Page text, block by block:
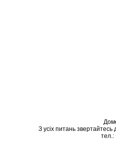
З усіх питань звертайтесь
тел.: